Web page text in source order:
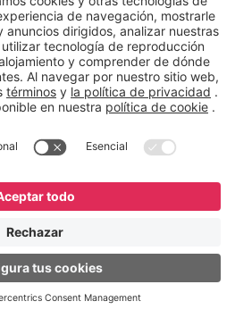
Ribeiro
desarrollamos una
las etapas de la
reacondicionar y
calidad y reduciendo